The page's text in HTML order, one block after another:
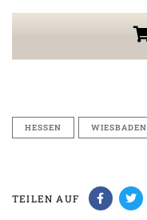
HESSEN WIESBADEN
TEILEN AUF